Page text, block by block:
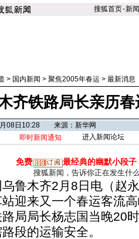
搜狐首页-新闻
> 国内新闻 > 聚焦2005年春运 > 最新消息
齐铁路局长亲历
月08日10:28 来源：新华网
即时新闻通知 进入新闻论坛
免费 最经典的幽默小段子
搜狐新闻，告诉你正在发生什
木齐2月8日电（赵永
迎来又一个春运客流
局局长杨志国当晚20
段的运输安全。